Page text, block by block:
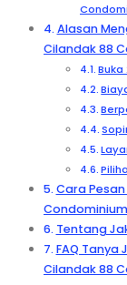
Alasan
Cilandak 88
Buka
Cara
Condominium
Tentang
FAQ
Cilandak 88